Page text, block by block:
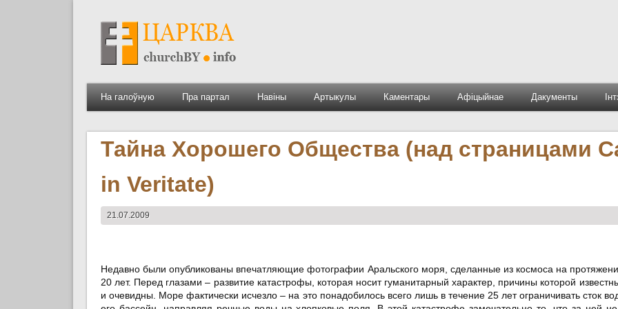
На галоўную Пра партал Навіны Артыкулы Каментары Афіцыйнае Дакументы
Тайна Хорошего Общества (над страницами
in Veritate)
21.07.2009
Недавно были опубликованы впечатляющие фотографии Аральского моря, сделанные из космоса на
20 лет. Перед глазами – развитие катастрофы, которая носит гуманитарный характер, причины которой
и очевидны. Море фактически исчезло – на это понадобилось всего лишь в течение 25 лет ограничивать сток